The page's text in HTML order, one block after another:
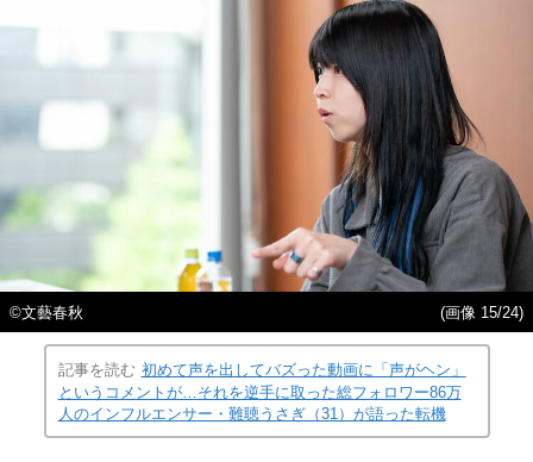
©文藝春秋 (画像 15/24)
記事を読む 初めて声を出してバズった動画に「声がヘン」
というコメントが…それを逆手に取った総フォロワー86万
人のインフルエンサー・難聴うさぎ（31）が語った転機